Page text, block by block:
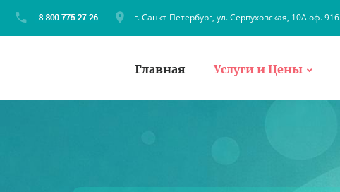
г. Санкт-Петербург, ул. Серпуховская, 10А оф. 916
Главная Услуги и Цены